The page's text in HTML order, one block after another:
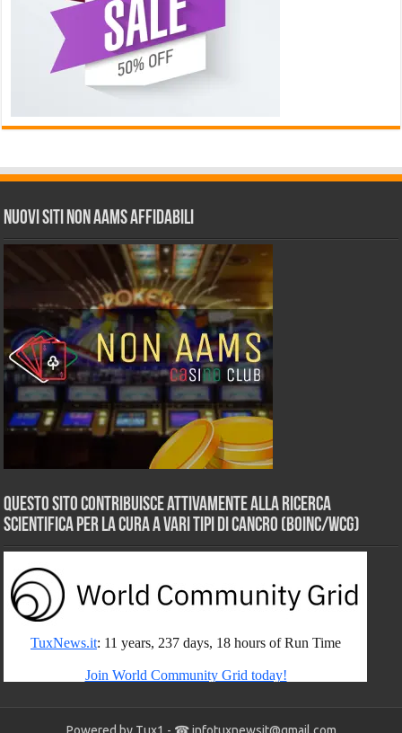
Nuovi siti non AAMS affidabili
Questo sito contribuisce attivamente alla ricerca
scientifica per la cura a vari tipi di Cancro (BOINC/WCG)